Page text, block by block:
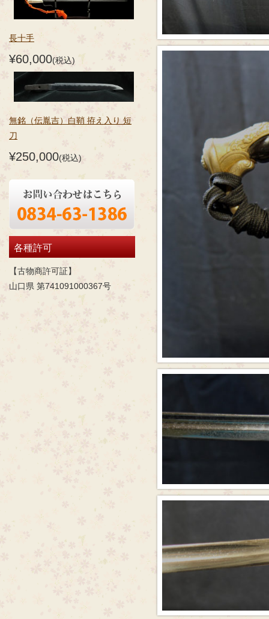
長十手
¥60,000(税込)
無銘（伝胤吉）白鞘 拵え入り 短
刀
¥250,000(税込)
各種許可
【古物商許可証】
山口県 第741091000367号